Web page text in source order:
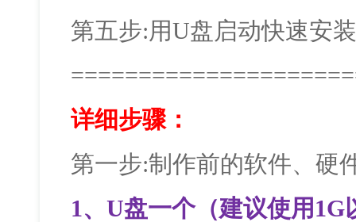
第五步:用U盘启动快速安
详细步骤：
第一步:制作前的软件、硬
1、U盘一个（建议使用1G